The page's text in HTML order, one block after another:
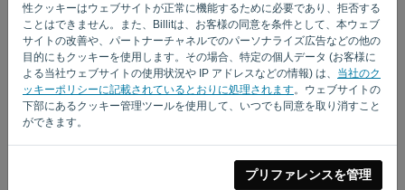
性クッキーはウェブサイトが正常に機能するために必要であり、拒否する
ことはできません。また、Billitは、お客様の同意を条件として、本ウェブ
サイトの改善や、パートナーチャネルでのパーソナライズ広告などの他の
目的にもクッキーを使用します。その場合、特定の個人データ (お客様に
よる当社ウェブサイトの使用状況や IP アドレスなどの情報) は、 当社のク
ッキーポリシーに記載されているとおりに処理されます。ウェブサイトの
下部にあるクッキー管理ツールを使用して、いつでも同意を取り消すこと
ができます。
プリファレンスを管理
私を覚えている パスワードを忘れた?
ログイン